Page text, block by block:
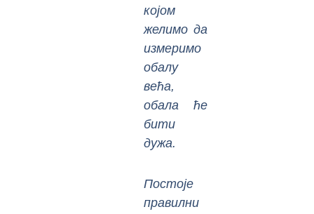
којом
желимо да
измеримо
обалу
већа,
обала ће
бити
дужа.
Постоје
правилни